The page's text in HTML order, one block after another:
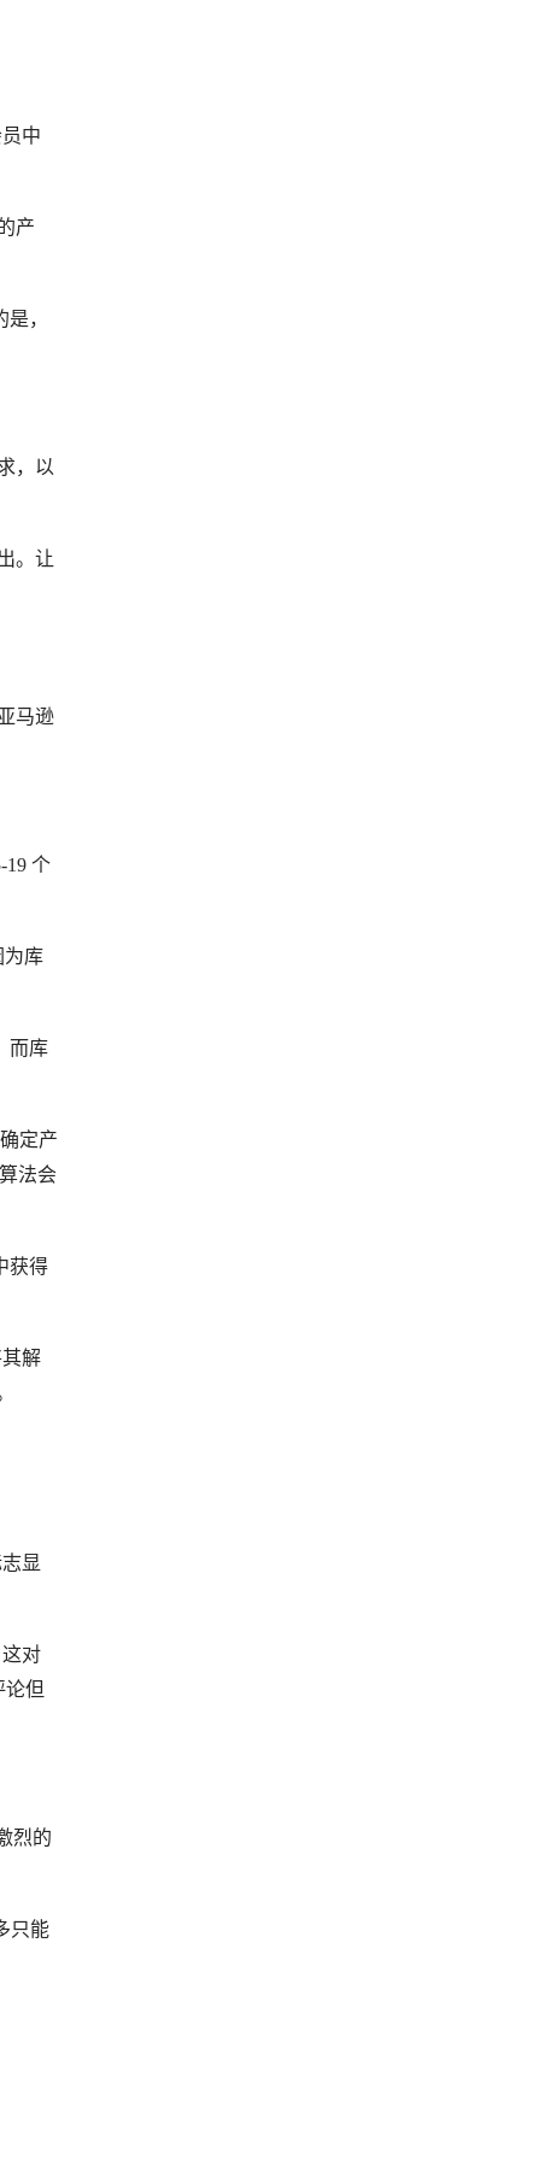
中
产
，
，以
。让
马逊
19 个
为库
而库
定产
法会
获得
解
显
对
论但
烈的
只能